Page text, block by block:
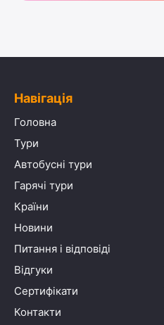
Навігація
Головна
Тури
Автобусні тури
Гарячі тури
Країни
Новини
Питання і відповіді
Відгуки
Сертифікати
Контакти